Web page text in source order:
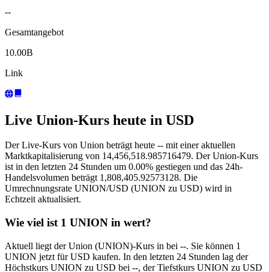
--
Gesamtangebot
10.00B
Link
Live Union-Kurs heute in USD
Der Live-Kurs von Union beträgt heute -- mit einer aktuellen
Marktkapitalisierung von 14,456,518.985716479. Der Union-Kurs
ist in den letzten 24 Stunden um 0.00% gestiegen und das 24h-
Handelsvolumen beträgt 1,808,405.92573128. Die
Umrechnungsrate UNION/USD (UNION zu USD) wird in
Echtzeit aktualisiert.
Wie viel ist 1 UNION in wert?
Aktuell liegt der Union (UNION)-Kurs in bei --. Sie können 1
UNION jetzt für USD kaufen. In den letzten 24 Stunden lag der
Höchstkurs UNION zu USD bei --, der Tiefstkurs UNION zu USD